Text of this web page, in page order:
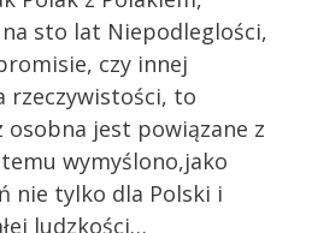
sto lat Niepodleglości,
czy innej
rzeczywistości, to
osobna jest powiązane z
wymyślono,jako
nie tylko dla Polski i
ludzkości…